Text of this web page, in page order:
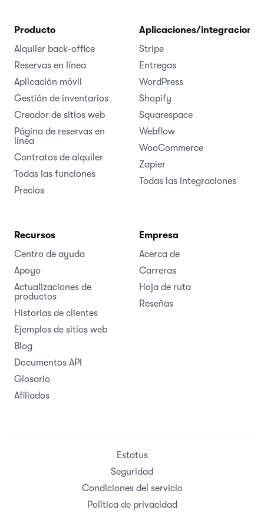
Producto
Alquiler back-office
Reservas en línea
Aplicación móvil
Gestión de inventarios
Creador de sitios web
Página de reservas en
línea
Contratos de alquiler
Todas las funciones
Precios
Aplicaciones/integraciones
Stripe
Entregas
WordPress
Shopify
Squarespace
Webflow
WooCommerce
Zapier
Todas las integraciones
Recursos
Centro de ayuda
Apoyo
Actualizaciones de
productos
Historias de clientes
Ejemplos de sitios web
Blog
Documentos API
Glosario
Afiliados
Empresa
Acerca de
Carreras
Hoja de ruta
Reseñas
Estatus
Seguridad
Condiciones del servicio
Política de privacidad